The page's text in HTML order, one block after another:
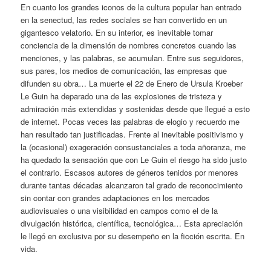
En cuanto los grandes iconos de la cultura popular han entrado
en la senectud, las redes sociales se han convertido en un
gigantesco velatorio. En su interior, es inevitable tomar
conciencia de la dimensión de nombres concretos cuando las
menciones, y las palabras, se acumulan. Entre sus seguidores,
sus pares, los medios de comunicación, las empresas que
difunden su obra… La muerte el 22 de Enero de Ursula Kroeber
Le Guin ha deparado una de las explosiones de tristeza y
admiración más extendidas y sostenidas desde que llegué a esto
de internet. Pocas veces las palabras de elogio y recuerdo me
han resultado tan justificadas. Frente al inevitable positivismo y
la (ocasional) exageración consustanciales a toda añoranza, me
ha quedado la sensación que con Le Guin el riesgo ha sido justo
el contrario. Escasos autores de géneros tenidos por menores
durante tantas décadas alcanzaron tal grado de reconocimiento
sin contar con grandes adaptaciones en los mercados
audiovisuales o una visibilidad en campos como el de la
divulgación histórica, científica, tecnológica… Esta apreciación
le llegó en exclusiva por su desempeño en la ficción escrita. En
vida.